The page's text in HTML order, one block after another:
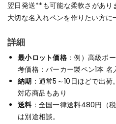
翌日発送**も可能な柔軟さがあり
大切な名入れペンを作りたい方に
詳細
最小ロット価格：例）高級ボ
考価格：パーカー製ペン1本 名
納期 ：通常5～10日ほどで出
対応商品もあり
送料：全国一律送料480円（
は別途相談。